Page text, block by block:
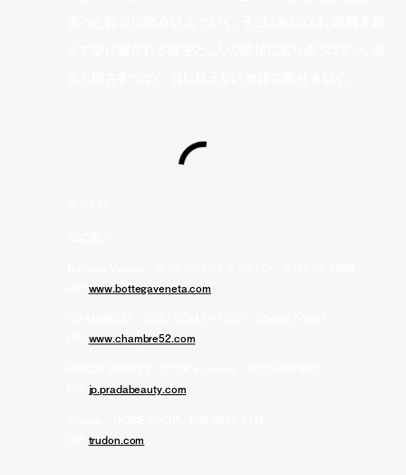
www.bottegaveneta.com
www.chambre52.com
jp.pradabeauty.com
trudon.com